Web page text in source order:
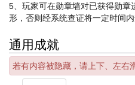
5、玩家可在勋章墙对已获得勋章
形，否则经系统查证将一定时间内
通用成就
若有内容被隐藏，请上下、左右